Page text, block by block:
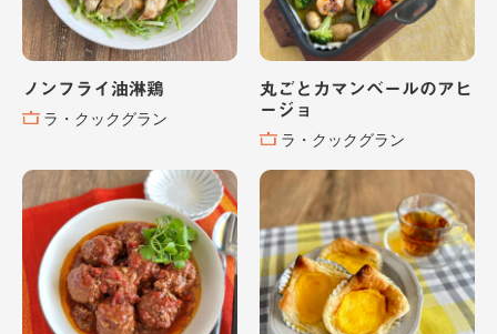
ノンフライ油淋鶏
ラ・クックグラン
丸ごとカマンベールのアヒ
ージョ
ラ・クックグラン